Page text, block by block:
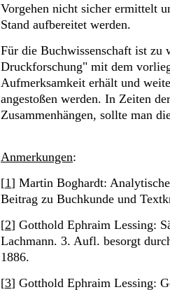
Vorgehen nicht sicher ermittelt
Stand aufbereitet werden.
Für die Buchwissenschaft ist zu
Druckforschung" mit dem
Aufmerksamkeit erhält und
angestoßen werden. In Zeiten
Zusammenhängen, sollte man
Anmerkungen:
[1] Martin Boghardt:
Beitrag zu Buchkunde und
[2] Gotthold Ephraim Lessing:
Lachmann. 3. Aufl. besorgt
1886.
[3] Gotthold Ephraim Lessing: